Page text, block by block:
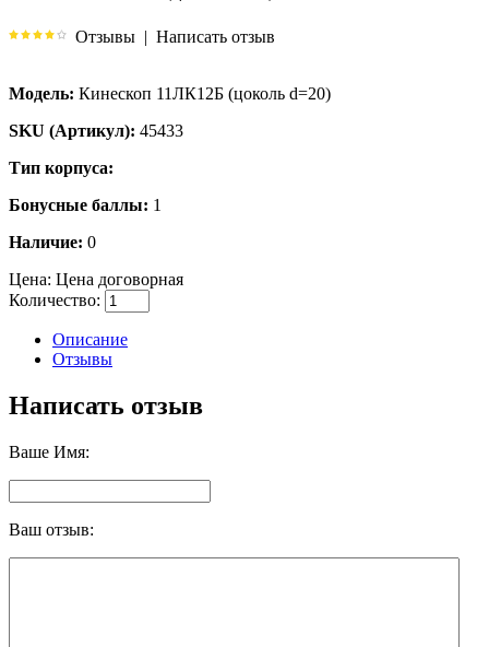
Отзывы | Написать отзыв
Модель: Кинескоп 11ЛК12Б (цоколь d=20)
SKU (Артикул): 45433
Тип корпуса:
Бонусные баллы: 1
Наличие: 0
Цена: Цена договорная
Количество:
Описание
Отзывы
Написать отзыв
Ваше Имя:
Ваш отзыв: